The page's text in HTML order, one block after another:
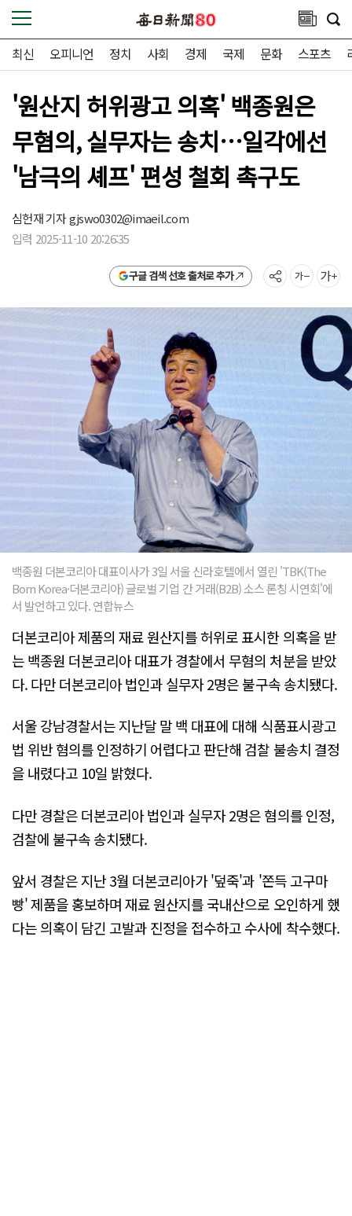
최신 오피니언 정치 사회 경제 국제 문화 스포츠
'원산지 허위광고 의혹' 백종원은
무혐의, 실무자는 송치…일각에선
'남극의 셰프' 편성 철회 촉구도
심헌재 기자gjswo0302@imaeil.com
입력 2025-11-10 20:26:35
구글 검색 선호 출처로 추가
백종원 더본코리아 대표이사가 3일 서울 신라호텔에서 열린 'TBK(The
Born Korea·더본코리아) 글로벌 기업 간 거래(B2B) 소스 론칭 시연회'에
서 발언하고 있다. 연합뉴스
더본코리아 제품의 재료 원산지를 허위로 표시한 의혹을 받
는 백종원 더본코리아 대표가 경찰에서 무혐의 처분을 받았
다. 다만 더본코리아 법인과 실무자 2명은 불구속 송치됐다.
서울 강남경찰서는 지난달 말 백 대표에 대해 식품표시광고
법 위반 혐의를 인정하기 어렵다고 판단해 검찰 불송치 결정
을 내렸다고 10일 밝혔다.
다만 경찰은 더본코리아 법인과 실무자 2명은 혐의를 인정,
검찰에 불구속 송치됐다.
앞서 경찰은 지난 3월 더본코리아가 '덮죽'과 '쫀득 고구마
빵' 제품을 홍보하며 재료 원산지를 국내산으로 오인하게 했
다는 의혹이 담긴 고발과 진정을 접수하고 수사에 착수했다.